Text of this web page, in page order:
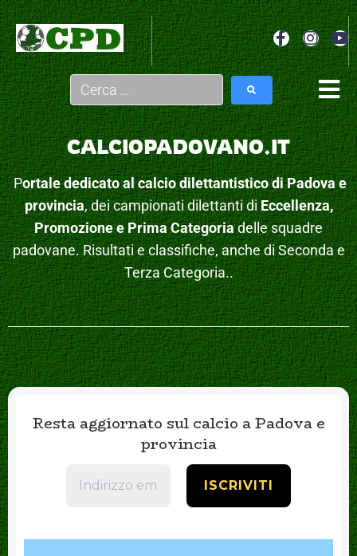
CALCIOPADOVANO.IT
Portale dedicato al calcio dilettantistico di Padova e
provincia, dei campionati dilettanti diEccellenza,
Promozione e Prima Categoriadelle squadre
padovane. Risultati e classifiche, anche di Seconda e
Terza Categoria..
Resta aggiornato sul calcio a Padova e
provincia